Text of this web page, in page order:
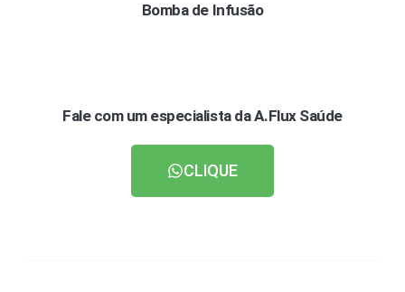
Bomba de Infusão
Fale com um especialista da A.Flux Saúde
CLIQUE